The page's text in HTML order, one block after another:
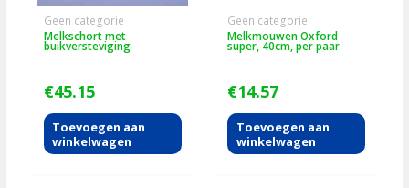
Geen categorie
Melkschort met
buikversteviging
€45.15
Toevoegen aan
winkelwagen
Geen categorie
Melkmouwen Oxford
super, 40cm, per paar
€14.57
Toevoegen aan
winkelwagen